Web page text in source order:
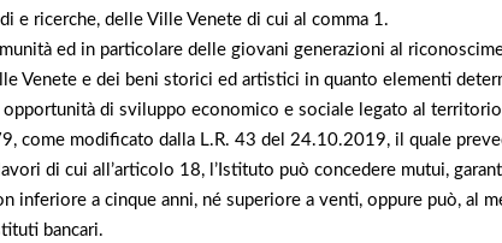
e ricerche, delle Ville Venete di cui al comma 1.
ed in particolare delle giovani generazioni al
Venete e dei beni storici ed artistici in quanto elementi
di sviluppo economico e sociale legato al
come modificato dalla L.R. 43 del 24.10.2019, il quale
di cui all’articolo 18, l’Istituto può concedere mutui,
inferiore a cinque anni, né superiore a venti, oppure può, al
bancari.